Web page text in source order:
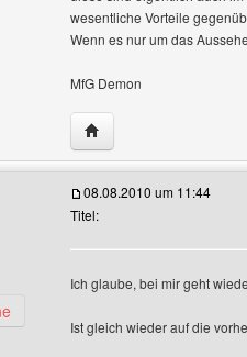
wesentliche Vorteile
Wenn es nur um das
MfG Demon
Website dieses
Profile anzeigen
08.08.2010 um 11:44
Titel:
Ich glaube, bei mir geht
Ist gleich wieder auf die